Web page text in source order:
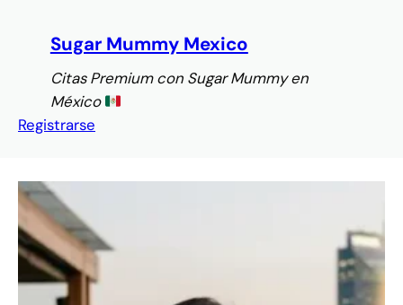
contenido
Sugar Mummy Mexico
Citas Premium con Sugar Mummy en
México
Registrarse